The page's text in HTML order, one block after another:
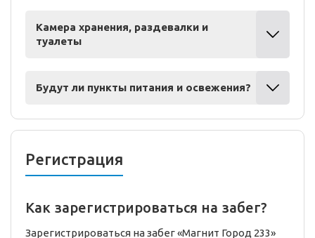
Камера хранения, раздевалки и
туалеты
Будут ли пункты питания и освежения?
Регистрация
Как зарегистрироваться на забег?
Зарегистрироваться на забег «Магнит Город 233»